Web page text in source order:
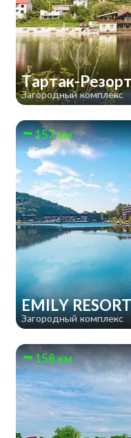
Тартак-Резорт
Загородный комплекс
157 км
EMILY
Загородный комплекс
158 км